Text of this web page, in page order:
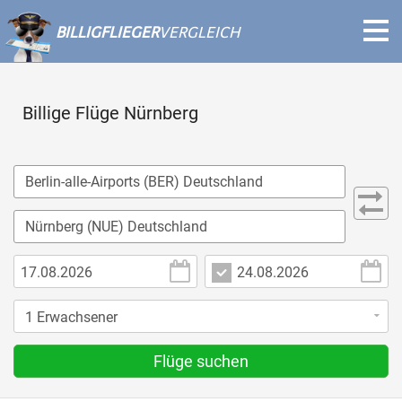
BILLIGFLIEGERVERGLEICH
Billige Flüge Nürnberg
Flüge suchen